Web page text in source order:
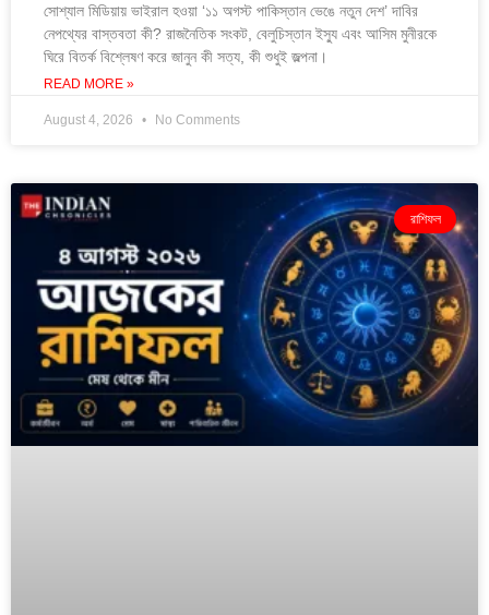
সোশ্যাল মিডিয়ায় ভাইরাল হওয়া ‘১১ অগস্ট পাকিস্তান ভেঙে নতুন দেশ’ দাবির
নেপথ্যের বাস্তবতা কী? রাজনৈতিক সংকট, বেলুচিস্তান ইস্যু এবং আসিম মুনীরকে
ঘিরে বিতর্ক বিশ্লেষণ করে জানুন কী সত্য, কী শুধুই জল্পনা।
READ MORE »
August 4, 2026 No Comments
রাশিফল